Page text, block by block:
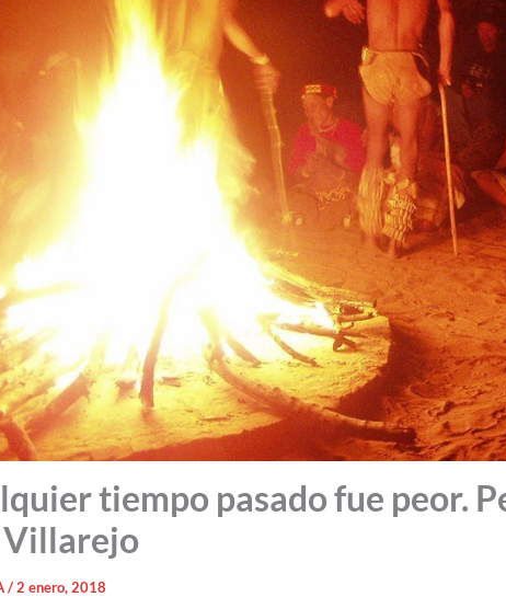
tiempo pasado fue peor.
/2 enero, 2018